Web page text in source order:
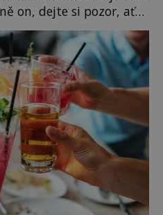
on, dejte si pozor, ať
whiskey či klidně
whisku. Co se
skvělý, ale už to